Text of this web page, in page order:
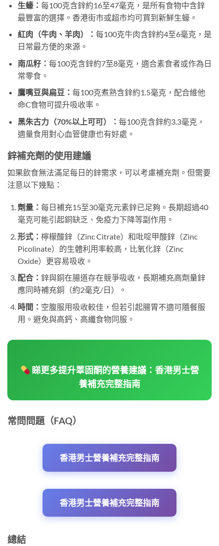
生蠔： 每100克含鋅約16至47毫克，是所有食物中含鋅
最豐富的選擇。香港街市或超市均可買到新鮮生蠔。
紅肉（牛肉、羊肉）： 每100克牛肉含鋅約4至6毫克，是
日常最方便的來源。
南瓜籽： 每100克含鋅約7至8毫克，適合素食者或作為日
常零食。
鷹嘴豆與扁豆： 每100克煮熟含鋅約1.5毫克，配合維他
命C食物可提升吸收率。
黑朱古力（70%以上可可）： 每100克含鋅約3.3毫克，
適量食用對心血管健康也有好處。
鋅補充劑的使用建議
如果飲食無法滿足每日的鋅需求，可以考慮補充劑。但需要
注意以下幾點：
劑量： 每日補充15至30毫克元素鋅已足夠。長期超過40
毫克可能引起銅缺乏、免疫力下降等副作用。
形式： 檸檬酸鋅（Zinc Citrate）和吡啶甲酸鋅（Zinc
Picolinate）的生體利用率較高，比氧化鋅（Zinc
Oxide）更容易吸收。
配合： 鋅與銅在腸道存在競爭吸收，長期補充高劑量鋅
應同時補充銅（約2毫克/日）。
時間： 空腹服用吸收較佳，但若引起腸胃不適可隨餐服
用。避免與高鈣、高纖食物同服。
睇更多提升睪固酮的營養建議：香港男士營
養補充完整指南
常問問題（FAQ）
香港男士營養補充完整指南
香港男士營養補充完整指南
總結